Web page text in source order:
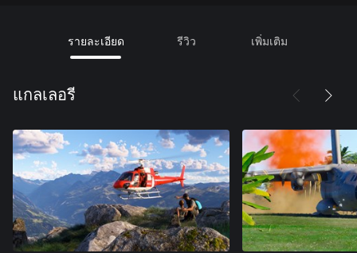
รายละเอียด รีวิว เพิ่มเติม
แกลเลอรี